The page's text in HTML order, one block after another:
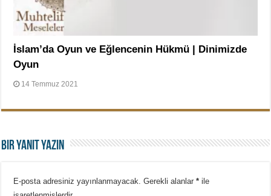
İslam’da Oyun ve Eğlencenin Hükmü | Dinimizde
Oyun
14 Temmuz 2021
Bir yanıt yazın
E-posta adresiniz yayınlanmayacak. Gerekli alanlar* ile